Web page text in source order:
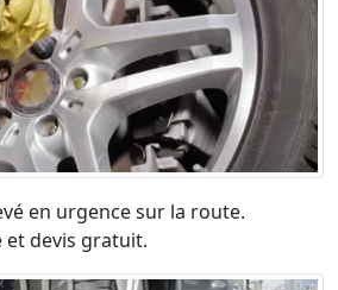
en urgence sur la route.
et devis gratuit.